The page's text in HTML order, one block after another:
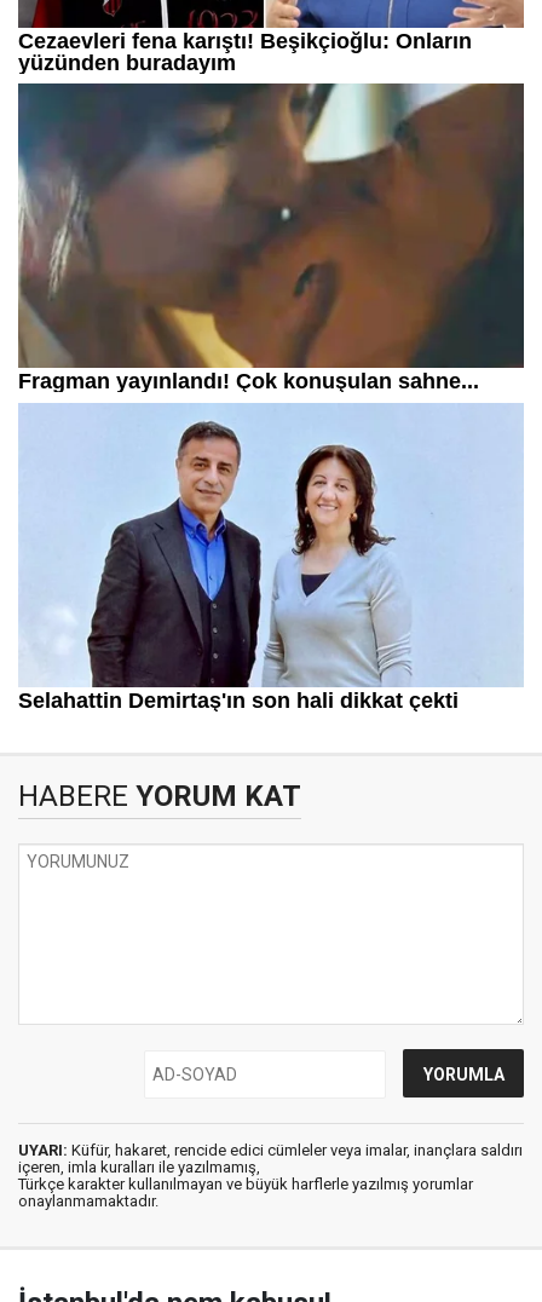
HABERE YORUM KAT
UYARI: Küfür, hakaret, rencide edici cümleler veya imalar, inançlara saldırı
içeren, imla kuralları ile yazılmamış,
Türkçe karakter kullanılmayan ve büyük harflerle yazılmış yorumlar
onaylanmamaktadır.